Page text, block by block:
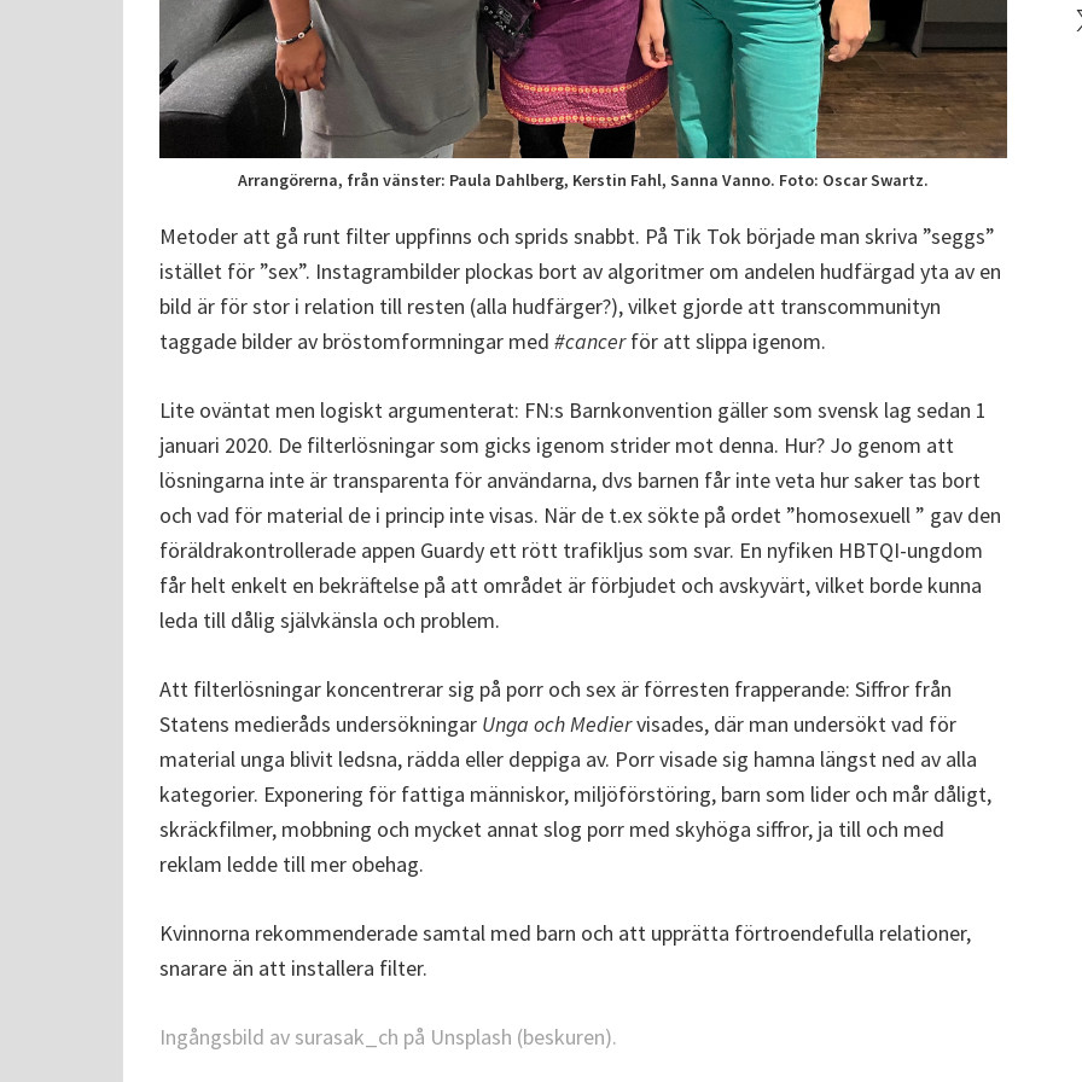
Arrangörerna, från vänster: Paula Dahlberg, Kerstin Fahl, Sanna Vanno. Foto: Oscar Swartz.
Metoder att gå runt filter uppfinns och sprids snabbt. På Tik Tok började man skriva ”seggs”
istället för ”sex”. Instagrambilder plockas bort av algoritmer om andelen hudfärgad yta av en
bild är för stor i relation till resten (alla hudfärger?), vilket gjorde att transcommunityn
taggade bilder av bröstomformningar med #cancerför att slippa igenom.
Lite oväntat men logiskt argumenterat: FN:s Barnkonvention gäller som svensk lag sedan 1
januari 2020. De filterlösningar som gicks igenom strider mot denna. Hur? Jo genom att
lösningarna inte är transparenta för användarna, dvs barnen får inte veta hur saker tas bort
och vad för material de i princip inte visas. När de t.ex sökte på ordet ”homosexuell ” gav den
föräldrakontrollerade appen Guardy ett rött trafikljus som svar. En nyfiken HBTQI-ungdom
får helt enkelt en bekräftelse på att området är förbjudet och avskyvärt, vilket borde kunna
leda till dålig självkänsla och problem.
Att filterlösningar koncentrerar sig på porr och sex är förresten frapperande: Siffror från
Statens medieråds undersökningar Unga och Mediervisades, där man undersökt vad för
material unga blivit ledsna, rädda eller deppiga av. Porr visade sig hamna längst ned av alla
kategorier. Exponering för fattiga människor, miljöförstöring, barn som lider och mår dåligt,
skräckfilmer, mobbning och mycket annat slog porr med skyhöga siffror, ja till och med
reklam ledde till mer obehag.
Kvinnorna rekommenderade samtal med barn och att upprätta förtroendefulla relationer,
snarare än att installera filter.
Ingångsbild av surasak_ch på Unsplash (beskuren).